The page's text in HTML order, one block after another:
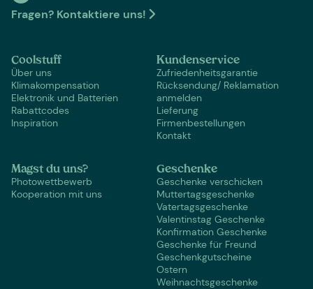
Fragen? Kontaktiere uns!
Coolstuff
Über uns
Klimakompensation
Elektronik und Batterien
Rabattcodes
Inspiration
Kundenservice
Zufriedenheitsgarantie
Rücksendung/ Reklamation
anmelden
Lieferung
Firmenbestellungen
Kontakt
Magst du uns?
Photowettbewerb
Kooperation mit uns
Geschenke
Geschenke verschicken
Muttertagsgeschenke
Vatertagsgeschenke
Valentinstag Geschenke
Konfirmation Geschenke
Geschenke für Freund
Geschenkgutscheine
Ostern
Weihnachtsgeschenke